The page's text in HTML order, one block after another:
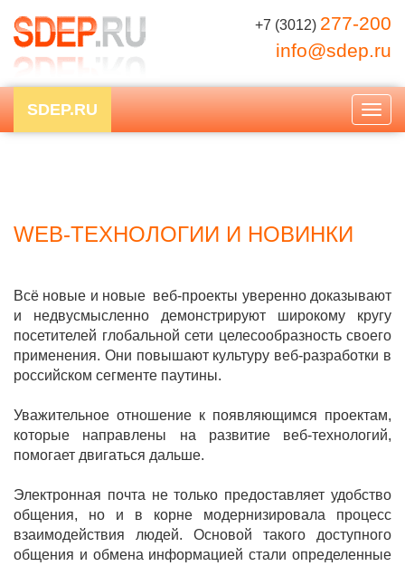
+7 (3012) 277-200
info@sdep.ru
SDEP.RU
WEB-ТЕХНОЛОГИИ И НОВИНКИ
Всё новые и новые веб-проекты уверенно доказывают
и недвусмысленно демонстрируют широкому кругу
посетителей глобальной сети целесообразность своего
применения. Они повышают культуру веб-разработки в
российском сегменте паутины.
Уважительное отношение к появляющимся проектам,
которые направлены на развитие веб-технологий,
помогает двигаться дальше.
Электронная почта не только предоставляет удобство
общения, но и в корне модернизировала процесс
взаимодействия людей. Основой такого доступного
общения и обмена информацией стали определенные